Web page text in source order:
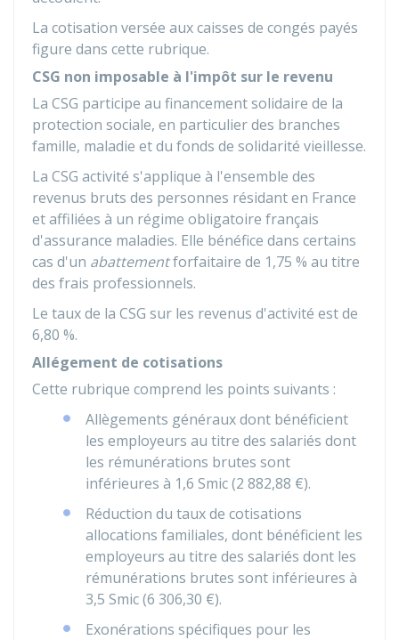
La cotisation versée aux caisses de congés payés
figure dans cette rubrique.
CSG non imposable à l'impôt sur le revenu
La CSG participe au financement solidaire de la
protection sociale, en particulier des branches
famille, maladie et du fonds de solidarité vieillesse.
La CSG activité s'applique à l'ensemble des
revenus bruts des personnes résidant en France
et affiliées à un régime obligatoire français
d'assurance maladies. Elle bénéfice dans certains
cas d'un abattementforfaitaire de 1,75 % au titre
des frais professionnels.
Le taux de la CSG sur les revenus d'activité est de
6,80 %.
Allégement de cotisations
Cette rubrique comprend les points suivants :
Allègements généraux dont bénéficient
les employeurs au titre des salariés dont
les rémunérations brutes sont
inférieures à 1,6 Smic (2 882,88 €).
Réduction du taux de cotisations
allocations familiales, dont bénéficient les
employeurs au titre des salariés dont les
rémunérations brutes sont inférieures à
3,5 Smic (6 306,30 €).
Exonérations spécifiques pour les